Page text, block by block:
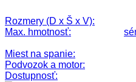
Rozmery (D x Š x V):
Max. hmotnosť:
Miest na spanie:
Podvozok a motor:
Dostupnosť: